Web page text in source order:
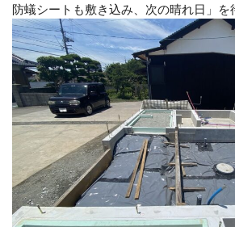
防蟻シートも敷き込み、次の晴れ日」を